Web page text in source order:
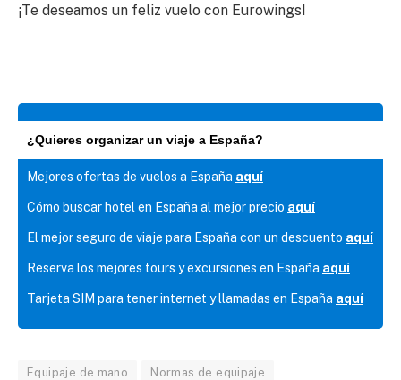
¡Te deseamos un feliz vuelo con Eurowings!
¿Quieres organizar un viaje a España?
Mejores ofertas de vuelos a España aquí
Cómo buscar hotel en España al mejor precio aquí
El mejor seguro de viaje para España con un descuento aquí
Reserva los mejores tours y excursiones en España aquí
Tarjeta SIM para tener internet y llamadas en España aquí
Equipaje de mano Normas de equipaje